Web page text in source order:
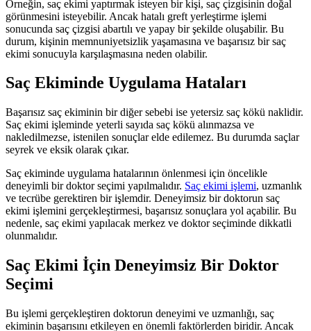
Örneğin, saç ekimi yaptırmak isteyen bir kişi, saç çizgisinin doğal
görünmesini isteyebilir. Ancak hatalı greft yerleştirme işlemi
sonucunda saç çizgisi abartılı ve yapay bir şekilde oluşabilir. Bu
durum, kişinin memnuniyetsizlik yaşamasına ve başarısız bir saç
ekimi sonucuyla karşılaşmasına neden olabilir.
Saç Ekiminde Uygulama Hataları
Başarısız saç ekiminin bir diğer sebebi ise yetersiz saç kökü naklidir.
Saç ekimi işleminde yeterli sayıda saç kökü alınmazsa ve
nakledilmezse, istenilen sonuçlar elde edilemez. Bu durumda saçlar
seyrek ve eksik olarak çıkar.
Saç ekiminde uygulama hatalarının önlenmesi için öncelikle
deneyimli bir doktor seçimi yapılmalıdır. Saç ekimi işlemi, uzmanlık
ve tecrübe gerektiren bir işlemdir. Deneyimsiz bir doktorun saç
ekimi işlemini gerçekleştirmesi, başarısız sonuçlara yol açabilir. Bu
nedenle, saç ekimi yapılacak merkez ve doktor seçiminde dikkatli
olunmalıdır.
Saç Ekimi İçin Deneyimsiz Bir Doktor
Seçimi
Bu işlemi gerçekleştiren doktorun deneyimi ve uzmanlığı, saç
ekiminin başarısını etkileyen en önemli faktörlerden biridir. Ancak